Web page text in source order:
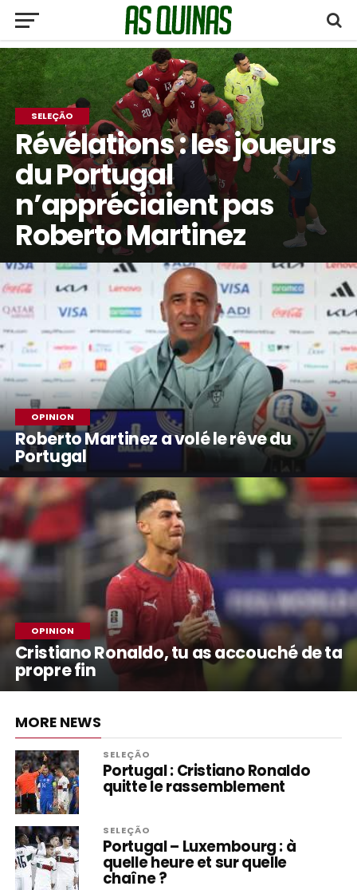
SELEÇÃO
Révélations : les joueurs
du Portugal
n’appréciaient pas
Roberto Martinez
OPINION
Roberto Martinez a volé le rêve du
Portugal
OPINION
Cristiano Ronaldo, tu as accouché de ta
propre fin
MORE NEWS
SELEÇÃO
Portugal : Cristiano Ronaldo
quitte le rassemblement
SELEÇÃO
Portugal – Luxembourg : à
quelle heure et sur quelle
chaîne ?